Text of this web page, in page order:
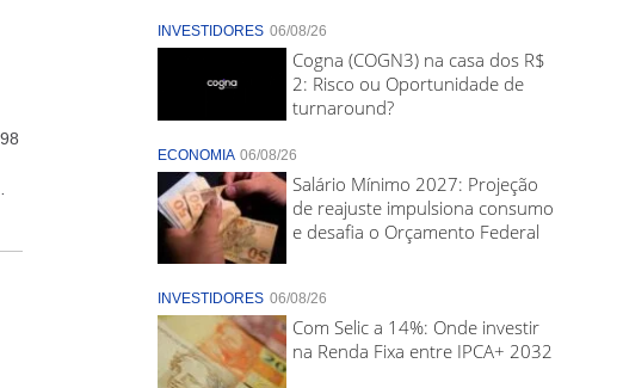
INVESTIDORES 06/08/26
Cogna (COGN3) na casa dos R$
2: Risco ou Oportunidade de
turnaround?
ECONOMIA 06/08/26
Salário Mínimo 2027: Projeção
de reajuste impulsiona consumo
e desafia o Orçamento Federal
INVESTIDORES 06/08/26
Com Selic a 14%: Onde investir
na Renda Fixa entre IPCA+ 2032